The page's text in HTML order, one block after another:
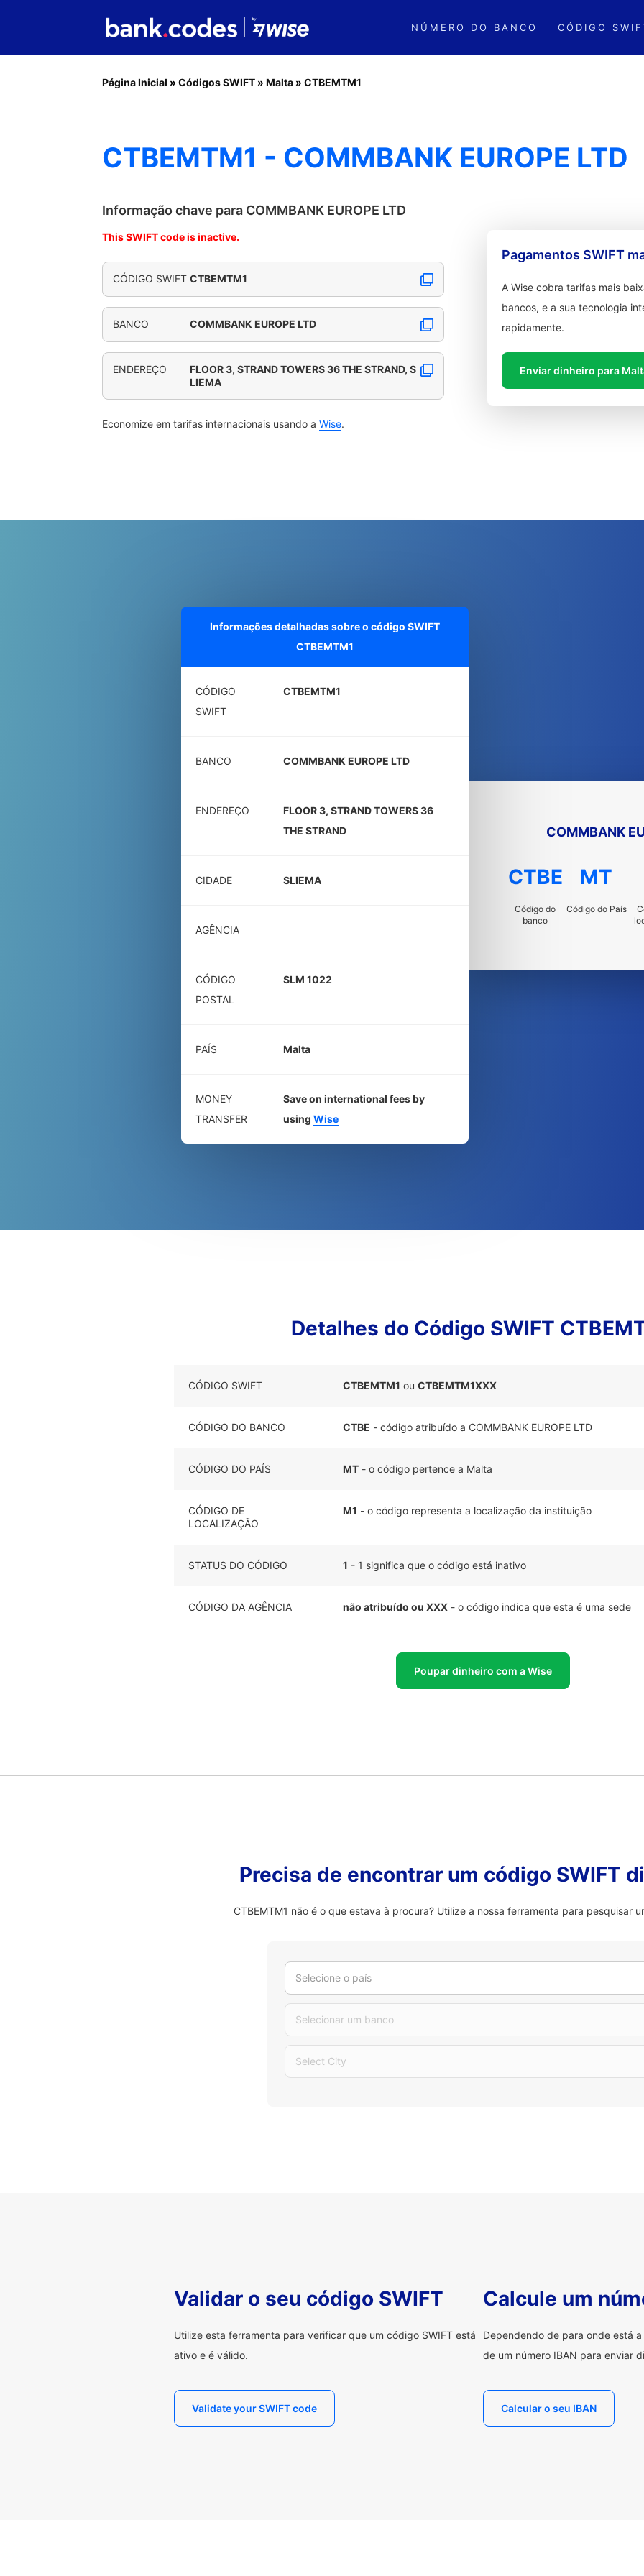
NÚMERO DO BANCO CÓDIGO
Página Inicial » Códigos SWIFT » Malta » CTBEMTM1
CTBEMTM1 - COMMBANK EUROPE LTD
Informação chave para COMMBANK EUROPE LTD
This SWIFT code is inactive.
CÓDIGO SWIFT CTBEMTM1
BANCO COMMBANK EUROPE LTD
ENDEREÇO
FLOOR 3, STRAND TOWERS 36 THE STRAND, S
LIEMA
Economize em tarifas internacionais usando a Wise.
Pagamentos SWIFT
A Wise cobra tarifas mais
bancos, e a sua tecnologia
rapidamente.
Enviar dinheiro para
Informações detalhadas sobre o código SWIFT
CTBEMTM1
CÓDIGO
SWIFT
CTBEMTM1
BANCO COMMBANK EUROPE LTD
ENDEREÇO
FLOOR 3, STRAND TOWERS 36
THE STRAND
CIDADE SLIEMA
AGÊNCIA
CÓDIGO
POSTAL
SLM 1022
PAÍS Malta
MONEY
TRANSFER
Save on international fees by
using Wise
COMMBANK
CTBE
Código do
banco
MT
Código do País
Detalhes do Código SWIFT
CÓDIGO SWIFT CTBEMTM1 ou CTBEMTM1XXX
CÓDIGO DO BANCO CTBE - código atribuído a COMMBANK EUROPE LTD
CÓDIGO DO PAÍS MT - o código pertence a Malta
CÓDIGO DE
LOCALIZAÇÃO
M1 - o código representa a localização da instituição
STATUS DO CÓDIGO 1 - 1 significa que o código está inativo
CÓDIGO DA AGÊNCIA não atribuído ou XXX - o código indica que esta é uma sede
Poupar dinheiro com a Wise
Precisa de encontrar um código SWIFT
CTBEMTM1 não é o que estava à procura? Utilize a nossa ferramenta para pesquisar
Selecione o país
Selecionar um banco
Select City
Validar o seu código SWIFT
Utilize esta ferramenta para verificar que um código SWIFT está
ativo e é válido.
Validate your SWIFT code
Calcule um
Dependendo de para onde está
de um número IBAN para enviar
Calcular o seu IBAN